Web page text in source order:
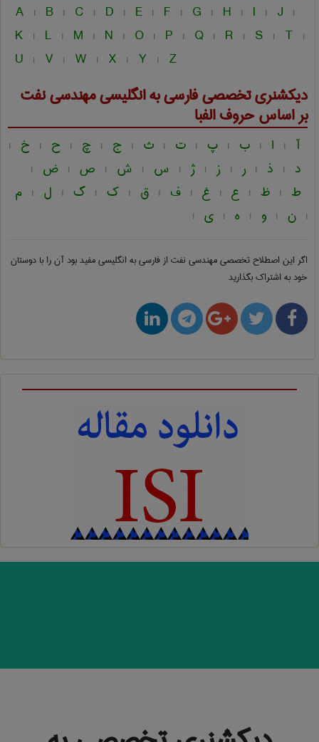
A | B | C | D | E | F | G | H | I | J |
K | L | M | N | O | P | Q | R | S | T |
U | V | W | X | Y | Z
دیکشنری تخصصی فارسی به انگلیسیمهندسی نفت
بر اساس حروف الفبا
آ | ا | ب | پ | ت | ث | ج | چ | ح | خ |
د | ذ | ر | ز | ژ | س | ش | ص | ض |
ط | ظ | ع | غ | ف | ق | ک | گ | ل | م
| ن | و | ه | ی |
اگر این اصطلاح تخصصیمهندسی نفت از فارسی به انگلیسیمفید بود آن را با دوستان
خود به اشتراک بگذارید